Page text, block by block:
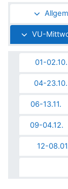
VU-
01-02.10.
04-23.10.
06-13.11.
09-04.12.
12-